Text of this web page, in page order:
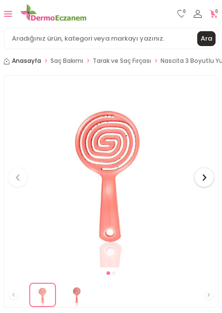
Ara
0 0
Anasayfa Saç Bakımı Tarak ve Saç Fırçası Nascita 3 Boyutlu